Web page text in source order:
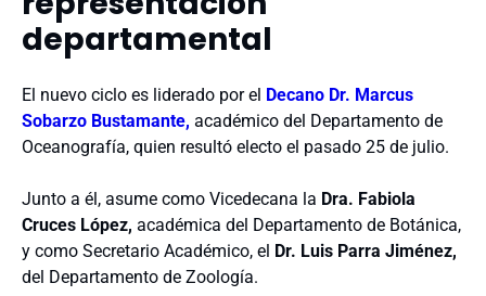
departamental
El nuevo ciclo es liderado por el Decano Dr. Marcus
Sobarzo Bustamante, académico del Departamento de
Oceanografía, quien resultó electo el pasado 25 de julio.
Junto a él, asume como Vicedecana la Dra. Fabiola
Cruces López, académica del Departamento de Botánica,
y como Secretario Académico, el Dr. Luis Parra Jiménez,
del Departamento de Zoología.